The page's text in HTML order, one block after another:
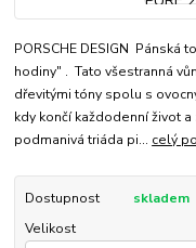
PORSCHE DESIGN Pánská
hodiny" . Tato všestranná
dřevitými tóny spolu s
kdy končí každodenní život
podmanivá triáda pi... celý
Dostupnost
skladem
Velikost